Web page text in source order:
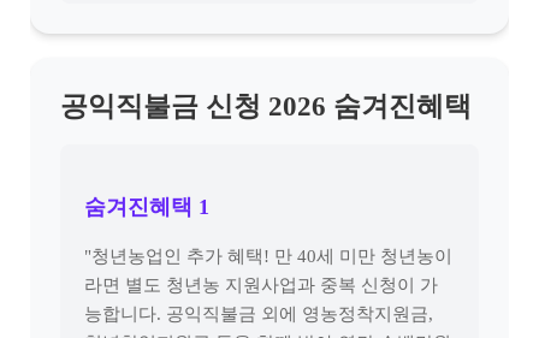
공익직불금 신청 2026 숨겨진혜택
숨겨진혜택 1
"청년농업인 추가 혜택! 만 40세 미만 청년농이
라면 별도 청년농 지원사업과 중복 신청이 가
능합니다. 공익직불금 외에 영농정착지원금,